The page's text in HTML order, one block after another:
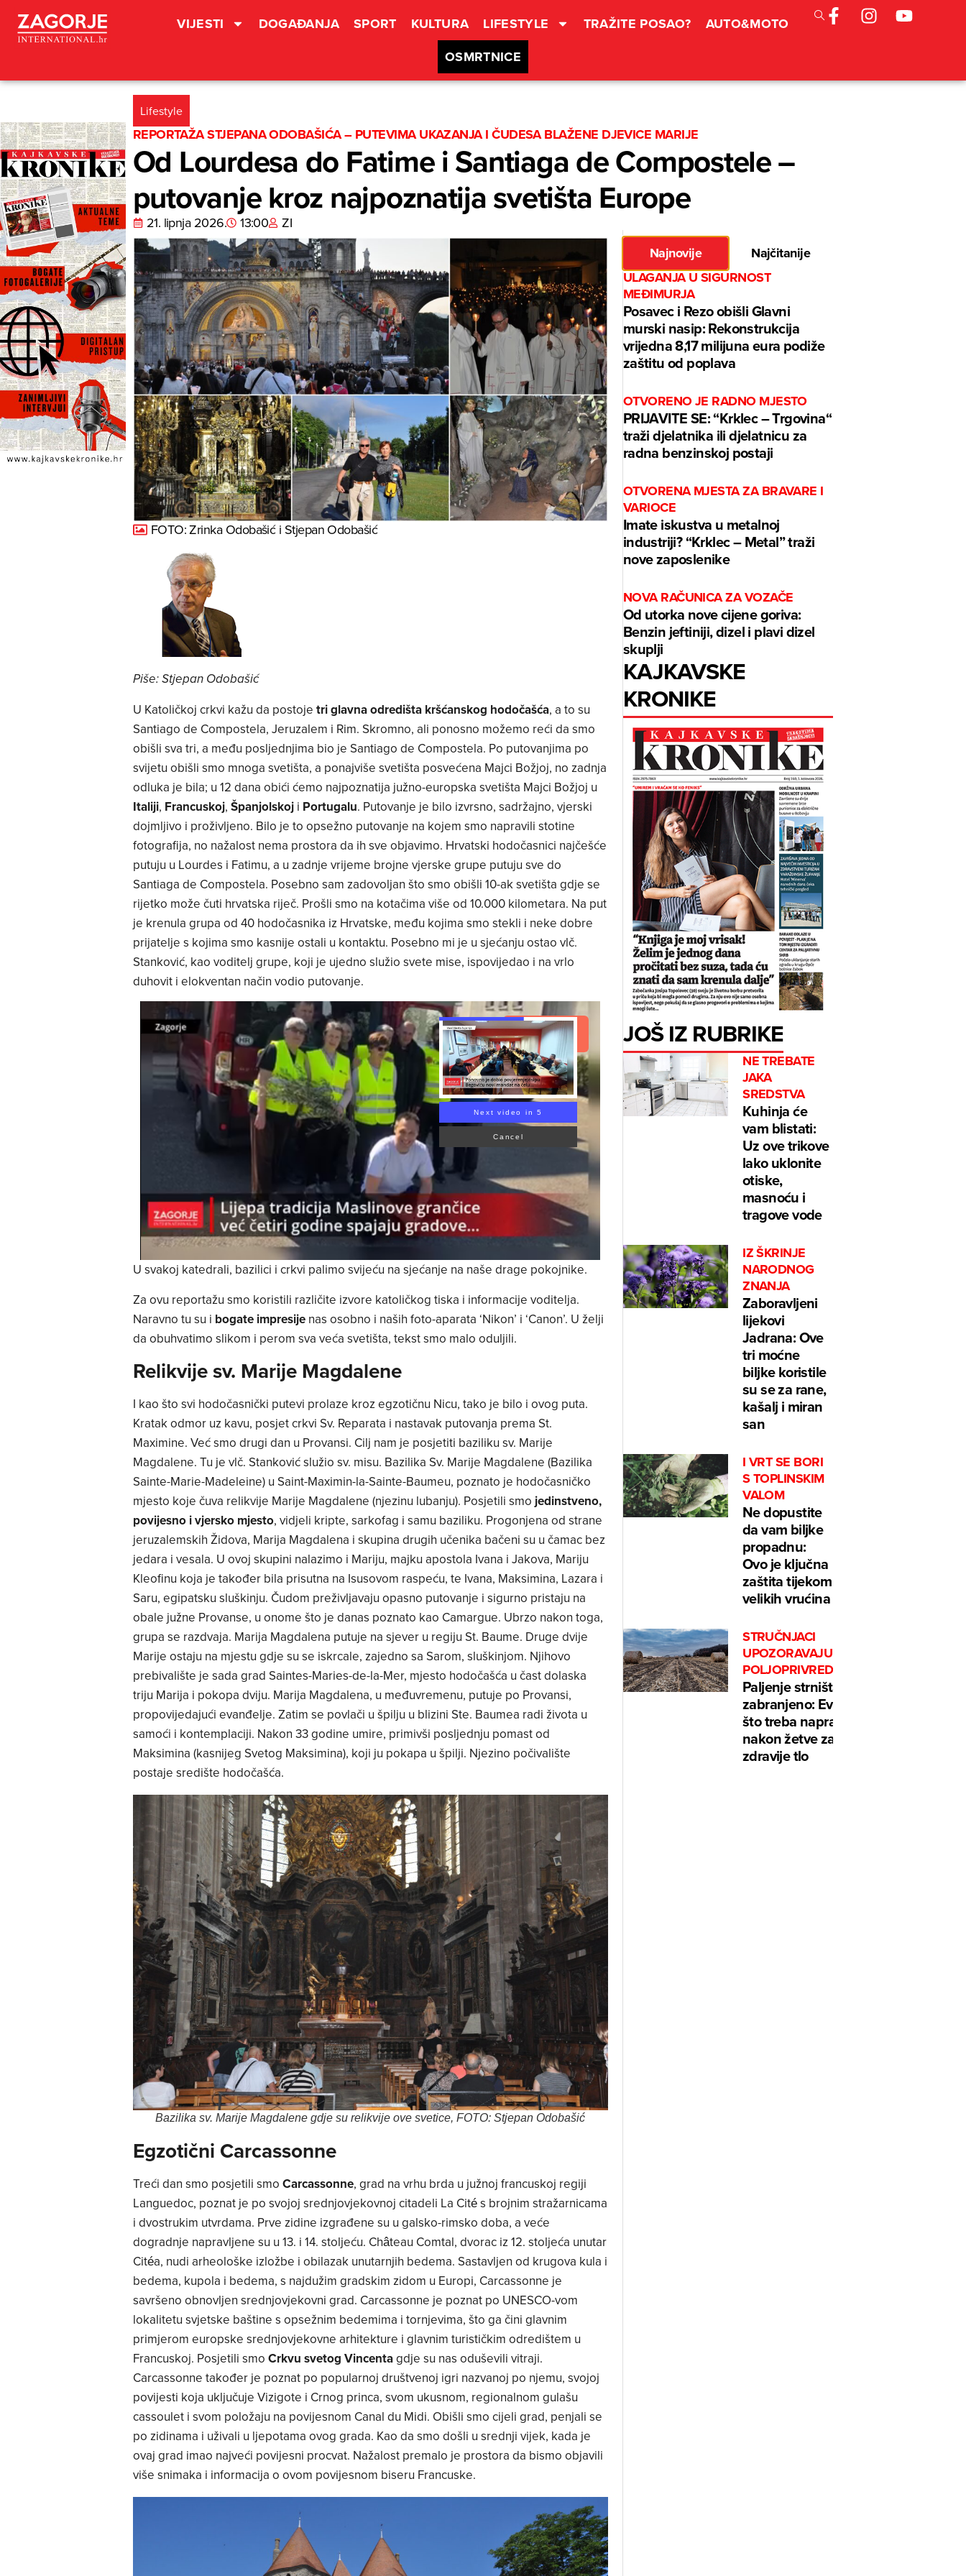
VIJESTI DOGAĐANJA SPORT KULTURA LIFESTYLE TRAŽITE POSAO?
AUTO&MOTO
OSMRTNICE
Lifestyle
REPORTAŽA STJEPANA ODOBAŠIĆA – PUTEVIMA UKAZANJA I ČUDESA BLAŽENE DJEVICE MARIJE
Od Lourdesa do Fatime i Santiaga de Compostele –
putovanje kroz najpoznatija svetišta Europe
21. lipnja 2026. 13:00 ZI
FOTO: Zrinka Odobašić i Stjepan Odobašić
Piše: Stjepan Odobašić
U Katoličkoj crkvi kažu da postoje tri glavna odredišta kršćanskog hodočašća, a to su
Santiago de Compostela, Jeruzalem i Rim. Skromno, ali ponosno možemo reći da smo
obišli sva tri, a među posljednjima bio je Santiago de Compostela. Po putovanjima po
svijetu obišli smo mnoga svetišta, a ponajviše svetišta posvećena Majci Božjoj, no zadnja
odluka je bila; u 12 dana obići ćemo najpoznatija južno-europska svetišta Majci Božjoj u
Italiji, Francuskoj, Španjolskoji Portugalu. Putovanje je bilo izvrsno, sadržajno, vjerski
dojmljivo i proživljeno. Bilo je to opsežno putovanje na kojem smo napravili stotine
fotografija, no nažalost nema prostora da ih sve objavimo. Hrvatski hodočasnici najčešće
putuju u Lourdes i Fatimu, a u zadnje vrijeme brojne vjerske grupe putuju sve do
Santiaga de Compostela. Posebno sam zadovoljan što smo obišli 10-ak svetišta gdje se
rijetko može čuti hrvatska riječ. Prošli smo na kotačima više od 10.000 kilometara. Na put
je krenula grupa od 40 hodočasnika iz Hrvatske, među kojima smo stekli i neke dobre
prijatelje s kojima smo kasnije ostali u kontaktu. Posebno mi je u sjećanju ostao vlč.
Stanković, kao voditelj grupe, koji je ujedno služio svete mise, ispovijedao i na vrlo
duhovit i elokventan način vodio putovanje.
Read Article
Next video in 3
Cancel
U svakoj katedrali, bazilici i crkvi palimo svijeću na sjećanje na naše drage pokojnike.
Za ovu reportažu smo koristili različite izvore katoličkog tiska i informacije voditelja.
Naravno tu su i bogate impresijenas osobno i naših foto-aparata ‘Nikon’ i ‘Canon’. U želji
da obuhvatimo slikom i perom sva veća svetišta, tekst smo malo oduljili.
Relikvije sv. Marije Magdalene
I kao što svi hodočasnički putevi prolaze kroz egzotičnu Nicu, tako je bilo i ovog puta.
Kratak odmor uz kavu, posjet crkvi Sv. Reparata i nastavak putovanja prema St.
Maximine. Već smo drugi dan u Provansi. Cilj nam je posjetiti baziliku sv. Marije
Magdalene. Tu je vlč. Stanković služio sv. misu. Bazilika Sv. Marije Magdalene (Bazilika
Sainte-Marie-Madeleine) u Saint-Maximin-la-Sainte-Baumeu, poznato je hodočasničko
mjesto koje čuva relikvije Marije Magdalene (njezinu lubanju). Posjetili smo jedinstveno,
povijesno i vjersko mjesto, vidjeli kripte, sarkofag i samu baziliku. Progonjena od strane
jeruzalemskih Židova, Marija Magdalena i skupina drugih učenika bačeni su u čamac bez
jedara i vesala. U ovoj skupini nalazimo i Mariju, majku apostola Ivana i Jakova, Mariju
Kleofinu koja je također bila prisutna na Isusovom raspeću, te Ivana, Maksimina, Lazara i
Saru, egipatsku sluškinju. Čudom preživljavaju opasno putovanje i sigurno pristaju na
obale južne Provanse, u onome što je danas poznato kao Camargue. Ubrzo nakon toga,
grupa se razdvaja. Marija Magdalena putuje na sjever u regiju St. Baume. Druge dvije
Marije ostaju na mjestu gdje su se iskrcale, zajedno sa Sarom, sluškinjom. Njihovo
prebivalište je sada grad Saintes-Maries-de-la-Mer, mjesto hodočašća u čast dolaska
triju Marija i pokopa dviju. Marija Magdalena, u međuvremenu, putuje po Provansi,
propovijedajući evanđelje. Zatim se povlači u špilju u blizini Ste. Baumea radi života u
samoći i kontemplaciji. Nakon 33 godine umire, primivši posljednju pomast od
Maksimina (kasnijeg Svetog Maksimina), koji ju pokapa u špilji. Njezino počivalište
postaje središte hodočašća.
Bazilika sv. Marije Magdalene gdje su relikvije ove svetice, FOTO: Stjepan Odobašić
Egzotični Carcassonne
Treći dan smo posjetili smo Carcassonne, grad na vrhu brda u južnoj francuskoj regiji
Languedoc, poznat je po svojoj srednjovjekovnoj citadeli La Cité s brojnim stražarnicama
i dvostrukim utvrdama. Prve zidine izgrađene su u galsko-rimsko doba, a veće
dogradnje napravljene su u 13. i 14. stoljeću. Château Comtal, dvorac iz 12. stoljeća unutar
Citéa, nudi arheološke izložbe i obilazak unutarnjih bedema. Sastavljen od krugova kula i
bedema, kupola i bedema, s najdužim gradskim zidom u Europi, Carcassonne je
savršeno obnovljen srednjovjekovni grad. Carcassonne je poznat po UNESCO-vom
lokalitetu svjetske baštine s opsežnim bedemima i tornjevima, što ga čini glavnim
primjerom europske srednjovjekovne arhitekture i glavnim turističkim odredištem u
Francuskoj. Posjetili smo Crkvu svetog Vincentagdje su nas oduševili vitraji.
Carcassonne također je poznat po popularnoj društvenoj igri nazvanoj po njemu, svojoj
povijesti koja uključuje Vizigote i Crnog princa, svom ukusnom, regionalnom gulašu
cassoulet i svom položaju na povijesnom Canal du Midi. Obišli smo cijeli grad, penjali se
po zidinama i uživali u ljepotama ovog grada. Kao da smo došli u srednji vijek, kada je
ovaj grad imao najveći povijesni procvat. Nažalost premalo je prostora da bismo objavili
više snimaka i informacija o ovom povijesnom biseru Francuske.
Najnovije
Najčitanije
ULAGANJA U SIGURNOST
MEĐIMURJA
Posavec i Rezo obišli Glavni
murski nasip: Rekonstrukcija
vrijedna 8,17 milijuna eura podiže
zaštitu od poplava
OTVORENO JE RADNO MJESTO
PRIJAVITE SE: “Krklec – Trgovina“
traži djelatnika ili djelatnicu za
radna benzinskoj postaji
OTVORENA MJESTA ZA BRAVARE I
VARIOCE
Imate iskustva u metalnoj
industriji? “Krklec – Metal” traži
nove zaposlenike
NOVA RAČUNICA ZA VOZAČE
Od utorka nove cijene goriva:
Benzin jeftiniji, dizel i plavi dizel
skuplji
KAJKAVSKE
KRONIKE
JOŠ IZ RUBRIKE
NE TREBATE
JAKA
SREDSTVA
Kuhinja će
vam blistati:
Uz ove trikove
lako uklonite
otiske,
masnoću i
tragove vode
IZ ŠKRINJE
NARODNOG
ZNANJA
Zaboravljeni
lijekovi
Jadrana: Ove
tri moćne
biljke koristile
su se za rane,
kašalj i miran
san
I VRT SE BORI
S TOPLINSKIM
VALOM
Ne dopustite
da vam biljke
propadnu:
Ovo je ključna
zaštita tijekom
velikih vrućina
STRUČNJACI
UPOZORAVAJU
POLJOPRIVREDNIKE
Paljenje strništa je
zabranjeno: Evo
što treba napraviti
nakon žetve za
zdravije tlo